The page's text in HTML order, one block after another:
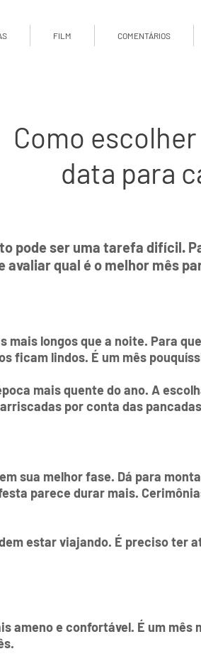
FILM COMENTÁRIOS
Como
data para
pode ser uma tarefa difícil.
avaliar qual é o melhor mês
mais longos que a noite. Para
ficam lindos. É um mês
mais quente do ano. A
por conta das
sua melhor fase. Dá para
parece durar mais.
estar viajando. É preciso ter
ameno e confortável. É um